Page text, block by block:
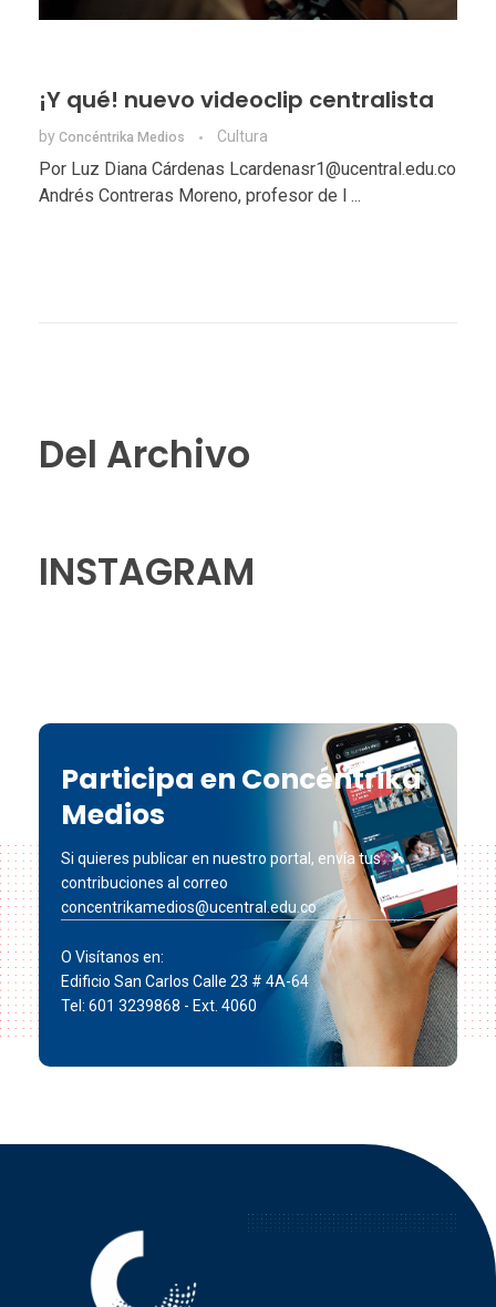
¡Y qué! nuevo videoclip centralista
by Concéntrika Medios Cultura
Por Luz Diana Cárdenas Lcardenasr1@ucentral.edu.co
Andrés Contreras Moreno, profesor de l ...
Del Archivo
INSTAGRAM
Participa en Concéntrika
Medios
Si quieres publicar en nuestro portal, envía tus
contribuciones al correo
concentrikamedios@ucentral.edu.co
O Visítanos en:
Edificio San Carlos Calle 23 # 4A-64
Tel: 601 3239868 - Ext. 4060